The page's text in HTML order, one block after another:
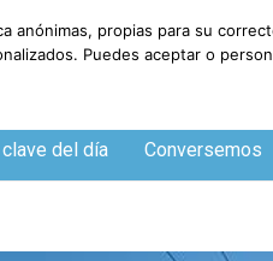
2026
del día Conversemos
anónimas, propias para su
Puedes aceptar o